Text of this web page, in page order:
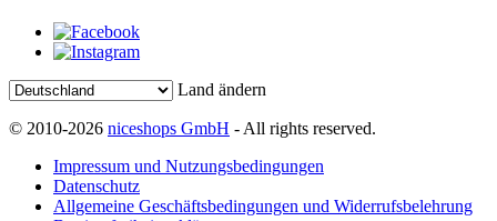
Land ändern
© 2010-2026 niceshops GmbH - All rights reserved.
Impressum und Nutzungsbedingungen
Datenschutz
Allgemeine Geschäftsbedingungen und Widerrufsbelehrung